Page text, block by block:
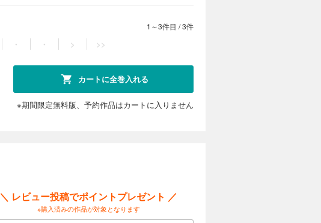
1～3件目 /3件
・ ・ > >>
カートに全巻入れる
※期間限定無料版、予約作品はカートに入りません
＼ レビュー投稿でポイントプレゼント ／
※購入済みの作品が対象となります